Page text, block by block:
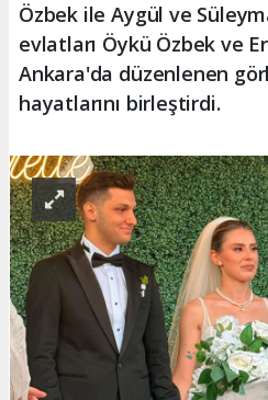
Özbek ile Aygül ve
evlatları Öykü Özbek ve
Ankara'da düzenlenen
hayatlarını birleştirdi.